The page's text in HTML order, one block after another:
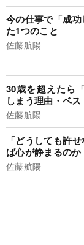
今の仕事で「成
た1つのこと
佐藤航陽
30歳を超えたら
しまう理由・ベス
佐藤航陽
「どうしても許
ば心が静まるのか
佐藤航陽